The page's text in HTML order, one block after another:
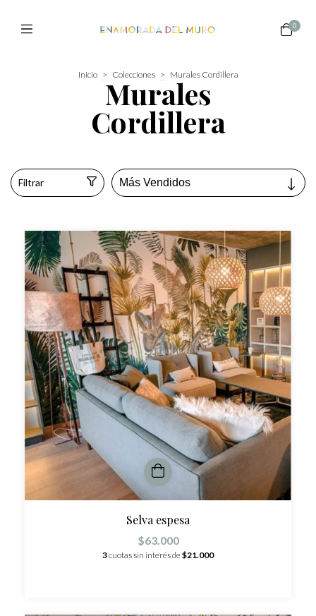
0
Inicio > Colecciones > Murales Cordillera
Murales
Cordillera
Filtrar
Selva espesa
$63.000
3cuotas sin interés de$21.000